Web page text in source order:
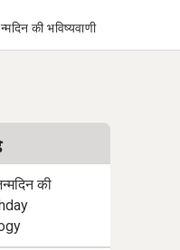
की भविष्यवाणी
की